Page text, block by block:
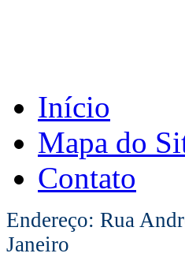
Início
Mapa do
Contato
Endereço: Rua
Janeiro